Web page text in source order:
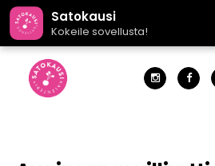
Satokausi
Kokeile sovellusta!